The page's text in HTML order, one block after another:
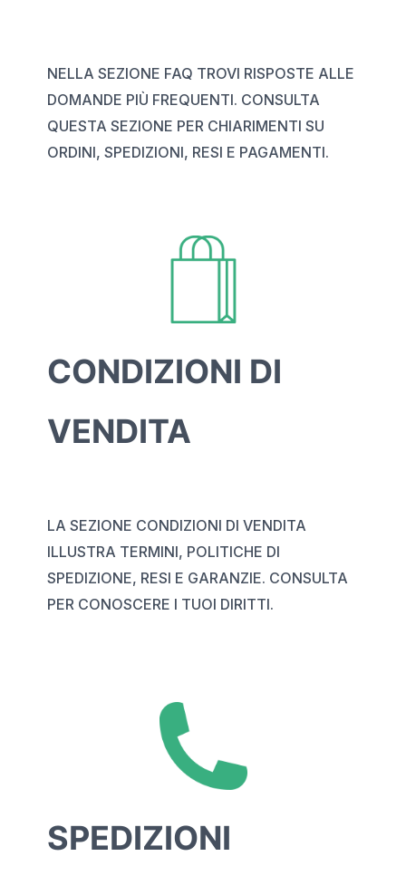
NELLA SEZIONE FAQ TROVI RISPOSTE ALLE
DOMANDE PIÙ FREQUENTI. CONSULTA
QUESTA SEZIONE PER CHIARIMENTI SU
ORDINI, SPEDIZIONI, RESI E PAGAMENTI.
CONDIZIONI DI
VENDITA
LA SEZIONE CONDIZIONI DI VENDITA
ILLUSTRA TERMINI, POLITICHE DI
SPEDIZIONE, RESI E GARANZIE. CONSULTA
PER CONOSCERE I TUOI DIRITTI.
SPEDIZIONI